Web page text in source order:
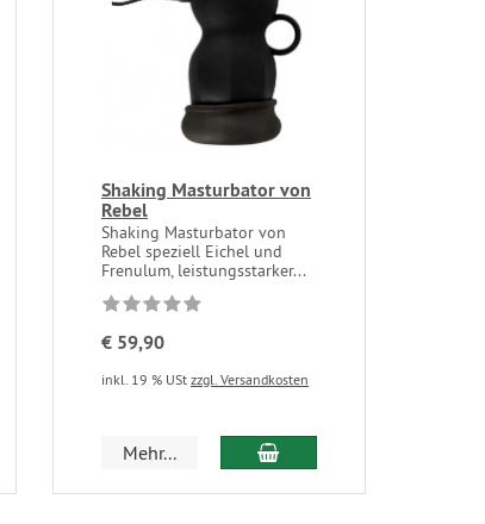
Shaking Masturbator von
Rebel
Shaking Masturbator von
Rebel speziell Eichel und
Frenulum, leistungsstarker...
€ 59,90
inkl. 19 % USt zzgl. Versandkosten
Mehr... In den Warenkorb